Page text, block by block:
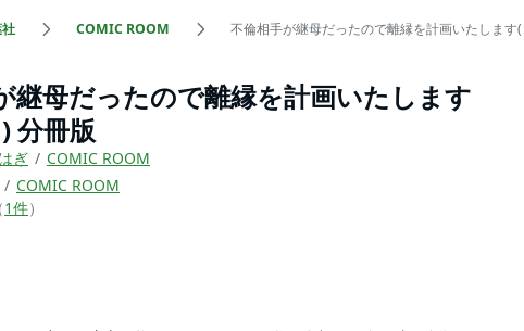
COMIC ROOM 不倫相手が継母だったので離縁を計画いたします
継母だったので離縁を計画いたします
分冊版
ぎ
COMIC ROOM
COMIC ROOM
（1件）